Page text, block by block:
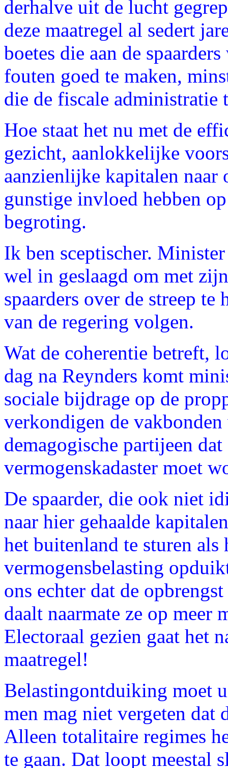
derhalve uit de lucht
deze maatregel al sedert
boetes die aan de
fouten goed te maken,
die de fiscale administratie
Hoe staat het nu met de
gezicht, aanlokkelijke
aanzienlijke kapitalen naar
gunstige invloed hebben
begroting.
Ik ben sceptischer.
wel in geslaagd om met
spaarders over de streep
van de regering volgen.
Wat de coherentie betreft,
dag na Reynders komt
sociale bijdrage op de
verkondigen de
demagogische partijeen
vermogenskadaster moet
De spaarder, die ook niet
naar hier gehaalde
het buitenland te sturen als
vermogensbelasting
ons echter dat de
daalt naarmate ze op meer
Electoraal gezien gaat het
maatregel!
Belastingontduiking moet
men mag niet vergeten dat
Alleen totalitaire regimes
te gaan. Dat loopt meestal